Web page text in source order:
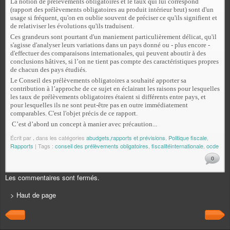
(rapport des prélèvements obligatoires au produit intérieur brut) sont d'un
usage si fréquent, qu'on en oublie souvent de préciser ce qu'ils signifient et
de relativiser les évolutions qu'ils traduisent.
Ces grandeurs sont pourtant d'un maniement particulièrement délicat, qu'il
s'agisse d'analyser leurs variations dans un pays donné ou - plus encore -
d'effectuer des comparaisons internationales, qui peuvent aboutir à des
conclusions hâtives, si l’on ne tient pas compte des caractéristiques propres
de chacun des pays étudiés.
Le Conseil des prélèvements obligatoires a souhaité apporter sa
contribution à l’approche de ce sujet en éclairant les raisons pour lesquelles
les taux de prélèvements obligatoires étaient si différents entre pays, et
pour lesquelles ils ne sont peut-être pas en outre immédiatement
comparables. C'est l'objet précis de ce rapport.
C’est d’abord un concept à manier avec précaution...
Écrit par dans les catégories abudgets,rapports et prévisions Politique fiscale
Rapports | Tags : conseil des prélèvements obligatoires fiscalitéinternationale ocde
0
Les commentaires sont fermés.
> Haut de page